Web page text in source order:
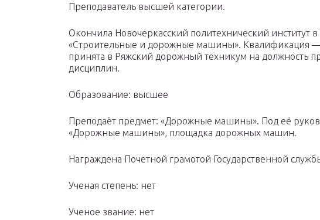
Преподаватель высшей категории.
Окончила Новочеркасский политехнический институт в
«Строительные и дорожные машины». Квалификация
принята в Ряжский дорожный техникум на должность
дисциплин.
Образование: высшее
Преподаёт предмет: «Дорожные машины». Под её
«Дорожные машины», площадка дорожных машин.
Награждена Почетной грамотой Государственной
Ученая степень: нет
Ученое звание: нет